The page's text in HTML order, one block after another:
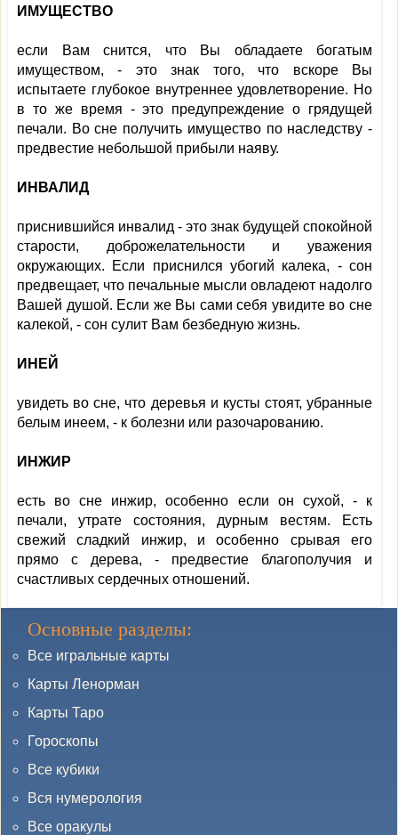
ИМУЩЕСТВО
если Вам снится, что Вы обладаете богатым
имуществом, - это знак того, что вскоре Вы
испытаете глубокое внутреннее удовлетворение. Но
в то же время - это предупреждение о грядущей
печали. Во сне получить имущество по наследству -
предвестие небольшой прибыли наяву.
ИНВАЛИД
приснившийся инвалид - это знак будущей спокойной
старости, доброжелательности и уважения
окружающих. Если приснился убогий калека, - сон
предвещает, что печальные мысли овладеют надолго
Вашей душой. Если же Вы сами себя увидите во сне
калекой, - сон сулит Вам безбедную жизнь.
ИНЕЙ
увидеть во сне, что деревья и кусты стоят, убранные
белым инеем, - к болезни или разочарованию.
ИНЖИР
есть во сне инжир, особенно если он сухой, - к
печали, утрате состояния, дурным вестям. Есть
свежий сладкий инжир, и особенно срывая его
прямо с дерева, - предвестие благополучия и
счастливых сердечных отношений.
Основные разделы:
Все игральные карты
Карты Ленорман
Карты Таро
Гороскопы
Все кубики
Вся нумерология
Все оракулы